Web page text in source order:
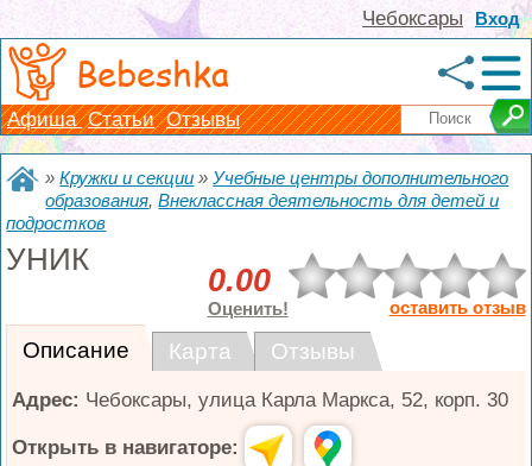
Вход
Чебоксары
Bebeshka
Афиша Статьи Отзывы
»Кружки и секции »Учебные центры дополнительного
образования,Внеклассная деятельность для детей и
подростков
УНИК
0.00
Оценить! оставить отзыв
Описание Карта Отзывы
Адрес: Чебоксары,улица Карла Маркса, 52, корп. 30
Открыть в навигаторе: